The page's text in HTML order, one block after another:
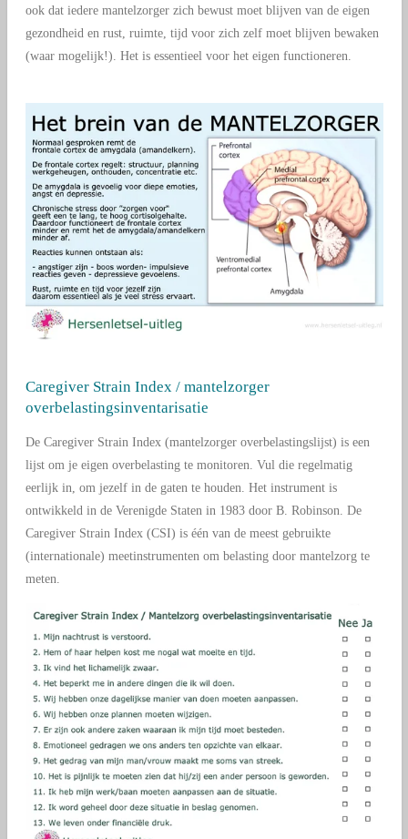
ook dat iedere mantelzorger zich bewust moet blijven van de eigen
gezondheid en rust, ruimte, tijd voor zich zelf moet blijven bewaken
(waar mogelijk!). Het is essentieel voor het eigen functioneren.
Caregiver Strain Index / mantelzorger
overbelastingsinventarisatie
De Caregiver Strain Index (mantelzorger overbelastingslijst) is een
lijst om je eigen overbelasting te monitoren. Vul die regelmatig
eerlijk in, om jezelf in de gaten te houden. Het instrument is
ontwikkeld in de Verenigde Staten in 1983 door B. Robinson. De
Caregiver Strain Index (CSI) is één van de meest gebruikte
(internationale) meetinstrumenten om belasting door mantelzorg te
meten.